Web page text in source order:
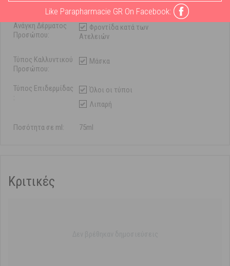
Panthenol Extra
Ανάγκη Δέρματος
Προσώπου:
Φροντίδα κατά των
Ατελειών
Τύπος Καλλυντικού
Προσώπου:
Μάσκα
Τύπος Επιδερμίδας
:
Όλοι οι τύποι
Λιπαρή
Ποσότητα σε ml: 75ml
Κριτικές
Like Parapharmacie GR On Facebook: